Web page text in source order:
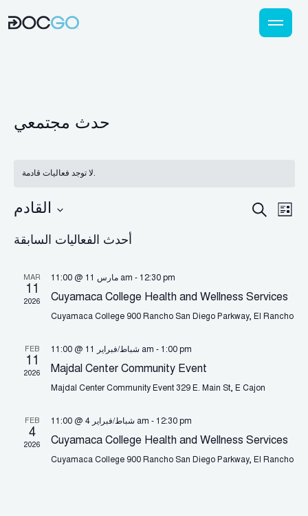
حدث مجتمعي
لا توجد فعاليات قادمة.
البحث
والتنقل
بين
بحث
القائمة القادم
التاريخ.
أحدث الفعاليات السابقة
MAR
11
2026
مارس 11 @ 11:00 am - 12:30 pm
Cuyamaca College Health and Wellness Services
Cuyamaca College 900 Rancho San Diego Parkway, El Rancho
FEB
11
2026
شباط/فبراير 11 @ 11:00 am - 1:00 pm
Majdal Center Community Event
Majdal Center Community Event 329 E. Main St, E Cajon
FEB
4
2026
شباط/فبراير 4 @ 11:00 am - 12:30 pm
Cuyamaca College Health and Wellness Services
Cuyamaca College 900 Rancho San Diego Parkway, El Rancho